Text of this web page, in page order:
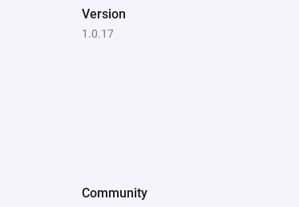
Version
1.0.17
Community